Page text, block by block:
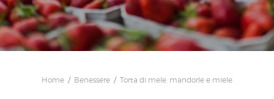
Home Benessere Torta di mele, mandorle e miele